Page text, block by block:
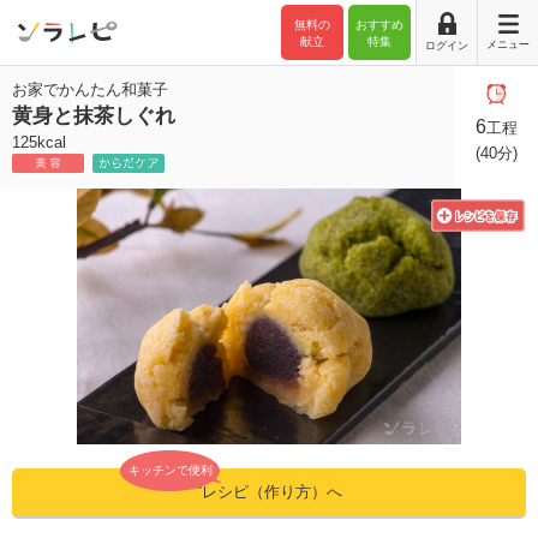
おすすめ
特集
無料の
献立
ログイン メニュー
お家でかんたん和菓子
黄身と抹茶しぐれ
125kcal
6工程
(40分)
キッチンで便利
”レシピ（作り方）へ